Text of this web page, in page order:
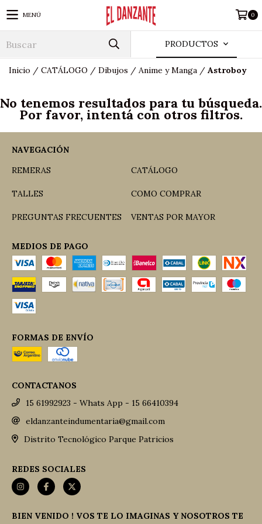
MENÚ 0
PRODUCTOS
Inicio / CATÁLOGO / Dibujos / Anime y Manga / Astroboy
No tenemos resultados para tu búsqueda.
Por favor, intentá con otros filtros.
NAVEGACIÓN
REMERAS
CATÁLOGO
TALLES COMO COMPRAR
PREGUNTAS FRECUENTES VENTAS POR MAYOR
MEDIOS DE PAGO
FORMAS DE ENVÍO
CONTACTANOS
15 61992923 - Whats App - 15 66410394
eldanzanteindumentaria@gmail.com
Distrito Tecnológico Parque Patricios
REDES SOCIALES
BIEN VENIDO ! VOS TE LO IMAGINAS Y NOSOTROS TE